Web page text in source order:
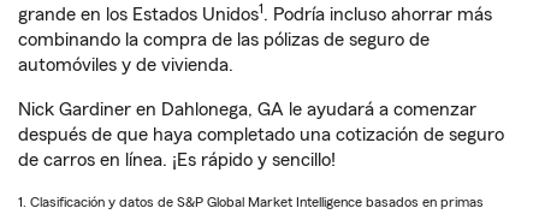
grande en los Estados Unidos1. Podría incluso ahorrar más
combinando la compra de las pólizas de seguro de
automóviles y de vivienda.
Nick Gardiner en Dahlonega, GA le ayudará a comenzar
después de que haya completado una cotización de seguro
de carros en línea. ¡Es rápido y sencillo!
1. Clasificación y datos de S&P Global Market Intelligence basados en primas